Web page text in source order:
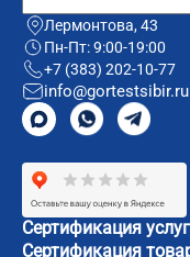
Сертификация услуг
Сертификация
Лермонтова, 43
Пн-Пт: 9:00-19:00
+7 (383) 202-10-77
info@gortestsibir.ru